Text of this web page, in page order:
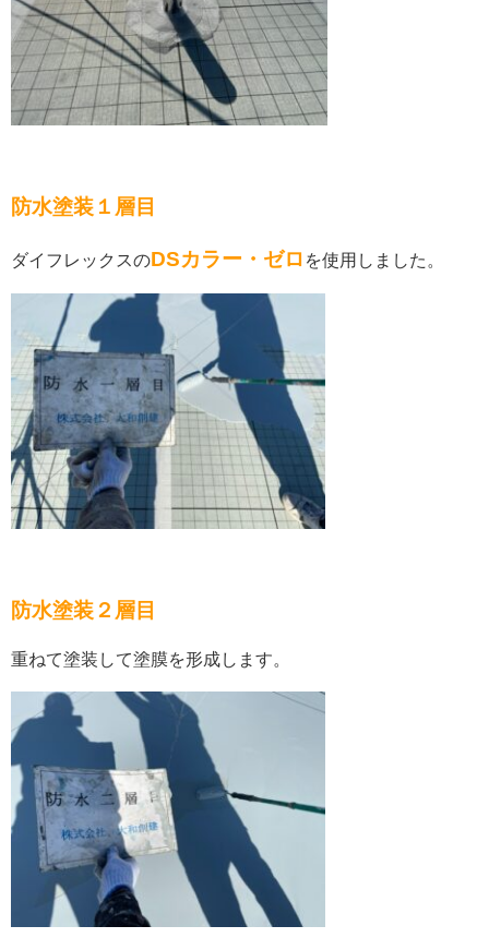
防水塗装１層目
ダイフレックスのDSカラー・ゼロ を使用しました。
防水塗装２層目
重ねて塗装して塗膜を形成します。